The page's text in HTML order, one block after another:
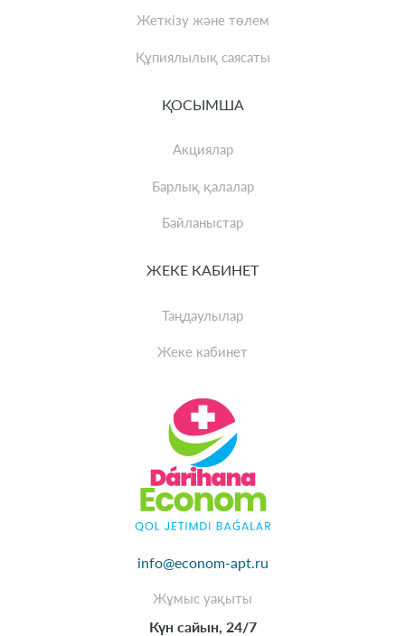
info@econom-apt.ru
Жұмыс уақыты
Күн сайын, 24/7
Жеткізу және төлем
Құпиялылық саясаты
ҚОСЫМША
Акциялар
Барлық қалалар
Байланыстар
ЖЕКЕ КАБИНЕТ
Таңдаулылар
Жеке кабинет